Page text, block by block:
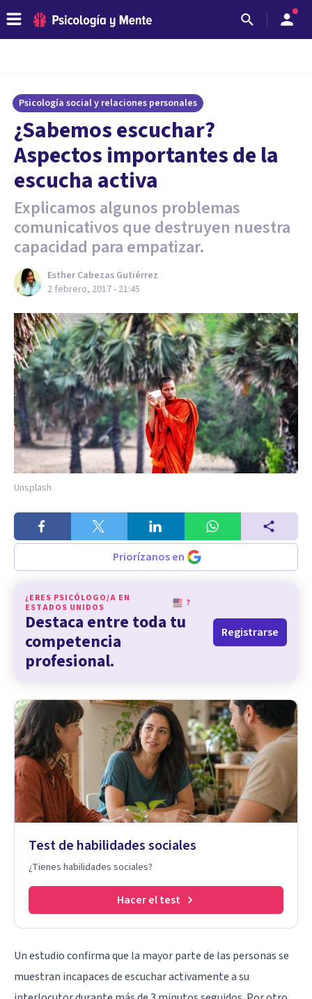
Psicología social y relaciones personales
​¿Sabemos escuchar?
Aspectos importantes de la
escucha activa
Explicamos algunos problemas
comunicativos que destruyen nuestra
capacidad para empatizar.
Esther Cabezas Gutiérrez
2 febrero, 2017 - 21:45
Unsplash
Priorízanos en
¿ERES PSICÓLOGO/A EN
ESTADOS UNIDOS
?
Destaca entre toda tu
competencia
profesional.
Registrarse
Test de habilidades sociales
¿Tienes habilidades sociales?
Hacer el test
Un estudio confirma que la mayor parte de las personas se
muestran incapaces de escuchar activamente a su